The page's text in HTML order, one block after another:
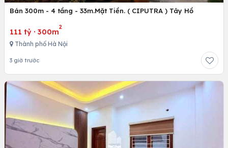
Bán 300m - 4 tầng - 33m.Mặt Tiền. ( CIPUTRA ) Tây Hồ
111 tỷ · 300m
2
Thành phố Hà Nội
3 giờ trước